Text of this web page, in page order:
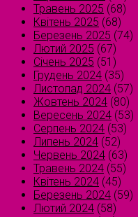
Травень 2025 (68)
Квітень 2025 (68)
Березень 2025 (74)
Лютий 2025 (67)
Січень 2025 (51)
Грудень 2024 (35)
Листопад 2024 (57)
Жовтень 2024 (80)
Вересень 2024 (53)
Серпень 2024 (53)
Липень 2024 (52)
Червень 2024 (63)
Травень 2024 (55)
Квітень 2024 (45)
Березень 2024 (59)
Лютий 2024 (58)